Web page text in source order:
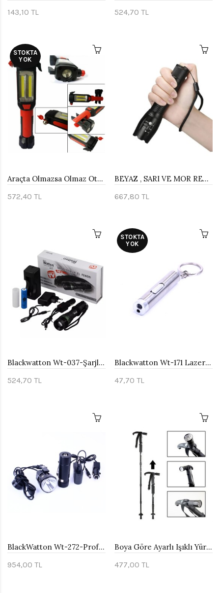
143,10 TL 524,70 TL
STOKTA
YOK
Araçta Olmazsa Olmaz Oto Lambası Watton Wt-296
572,40 TL
BEYAZ , SARI VE MOR RENK AYDINLATMA Q5 LED WATTON WT-610
667,80 TL
Blackwatton Wt-037-Şarjlı Zoomlu Acil Durum Feneri
524,70 TL
STOKTA
YOK
Blackwatton Wt-171 Lazer - Fener Anahtarlık
47,70 TL
BlackWatton Wt-272-Profesyonel Bisiklet Lambası
954,00 TL
Boya Göre Ayarlı Işıklı Yürüyüş Bastonu Watton Wt-002
477,00 TL